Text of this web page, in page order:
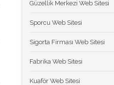
Güzellik Merkezi Web Sitesi
Sporcu Web Sitesi
Sigorta Firması Web Sitesi
Fabrika Web Sitesi
Kuaför Web Sitesi